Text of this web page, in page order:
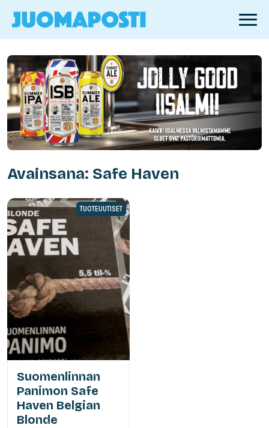
Avainsana: Safe Haven
TUOTEUUTISET
Suomenlinnan
Panimon Safe
Haven Belgian
Blonde